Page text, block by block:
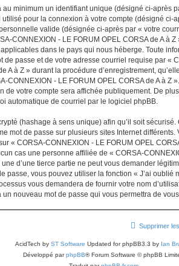
au minimum un identifiant unique (désigné ci-après
pour la connexion à votre compte (désigné ci-
valide (désignée ci-après par « votre
CONNEXION - LE FORUM OPEL CORSA de A à
dans le pays qui nous héberge. Toute
de passe et de votre adresse courriel requise par «
A à Z » durant la procédure d’enregistrement,
CONNEXION - LE FORUM OPEL CORSA de A à Z
de votre compte sera affichée publiquement. De
automatique de courriel par le logiciel phpBB.
(hashage à sens unique) afin qu’il soit
mot de passe sur plusieurs sites Internet différents.
« CORSA-CONNEXION - LE FORUM OPEL
cas une personne affiliée de « CORSA-
une d’une tierce partie ne peut vous demander
passe, vous pouvez utiliser la fonction « J’ai oublié
vous demandera de fournir votre nom
un nouveau mot de passe qui vous permettra de
Supprimer
AcidTech by ST Software Updated for phpBB3.3 by Ian
Développé parphpBB® Forum Software © phpBB